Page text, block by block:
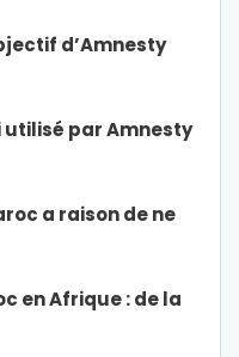
d’Amnesty
utilisé par Amnesty
a raison de ne
en Afrique : de la